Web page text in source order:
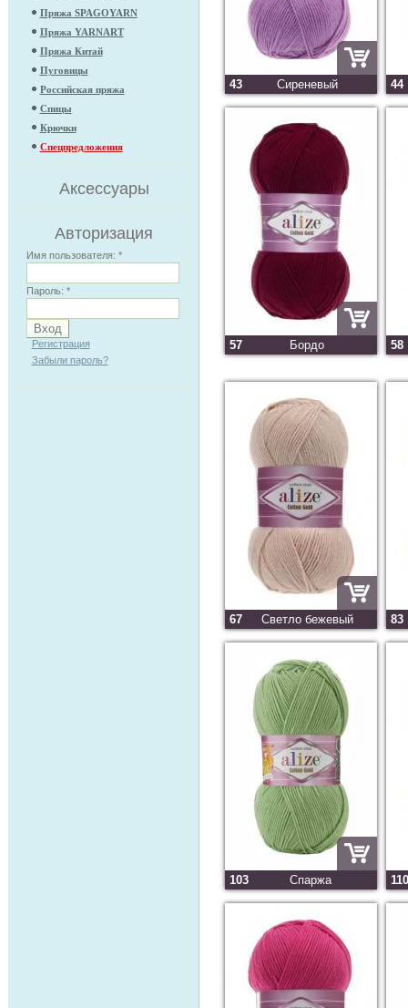
Пряжа SPAGOYARN
Пряжа YARNART
Пряжа Китай
Пуговицы
Российская пряжа
Спицы
Крючки
Спецпредложения
Аксессуары
Авторизация
Имя пользователя: *
Пароль: *
Регистрация
Забыли пароль?
43 Сиреневый 44
57 Бордо 58
67 Светло бежевый 83
103 Спаржа 110